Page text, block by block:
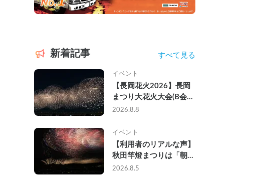
新着記事 すべて見る
イベント
【長岡花火2026】長岡
まつり大花火大会(B会
場)にキャンピングカー
車中泊してきた
2026.8.8
イベント
【利用者のリアルな声】
秋田竿燈まつりは「朝か
ら夜まで」の祭り。キャ
2026.8.5